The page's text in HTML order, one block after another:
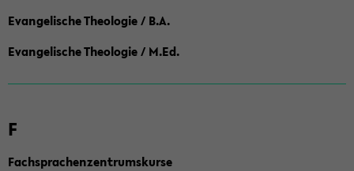
Evangelische Theologie / B.A.
Evangelische Theologie / M.Ed.
F
Fachsprachenzentrumskurse